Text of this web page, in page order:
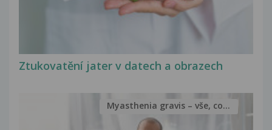
Ztukovatění jater v datech a obrazech
Myasthenia gravis – vše, co...